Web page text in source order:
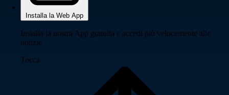
Installa la Web App
Installa la nostra App gratuita e accedi più velocemente alle
notizie
Tocca